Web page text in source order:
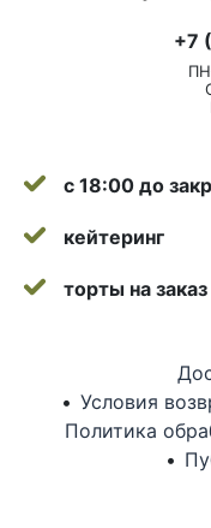
+7
с 18:00 до
кейтеринг
торты на заказ
Условия
Политика